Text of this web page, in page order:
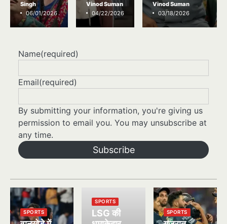
Singh
06/01/2026
Vinod Suman
04/22/2026
Vinod Suman
03/18/2026
Name(required)
Email(required)
By submitting your information, you're giving us
permission to email you. You may unsubscribe at
any time.
Subscribe
SPORTS
SPORTS
LSG की
SPORTS